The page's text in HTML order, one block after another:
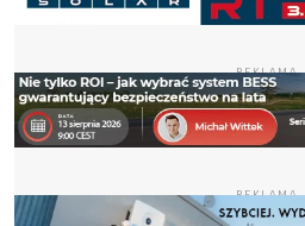
REKLAMA
REKLAMA